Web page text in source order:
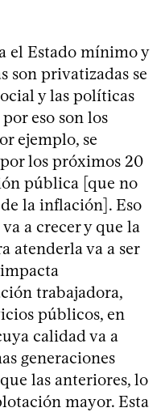
el Estado mínimo y
son privatizadas se
y las políticas
eso son los
ejemplo, se
los próximos 20
pública [que no
la inflación]. Eso
a crecer y que la
atenderla va a ser
trabajadora,
públicos, en
calidad va a
generaciones
las anteriores, lo
mayor. Esta